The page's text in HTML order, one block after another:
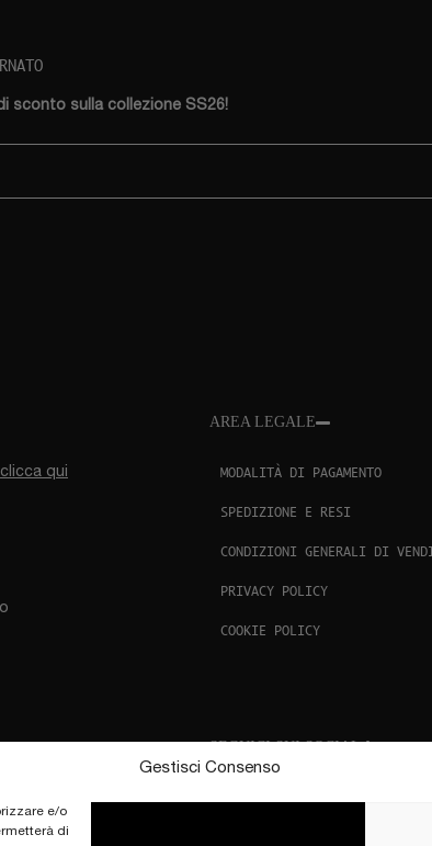
Gestisci Consenso
e/o
di
sconto sulla collezione SS26!
clicca qui
AREA LEGALE
MODALITÀ DI PAGAMENTO
SPEDIZIONE E RESI
CONDIZIONI GENERALI DI
PRIVACY POLICY
COOKIE POLICY
SEGUICI SUI SOCIAL